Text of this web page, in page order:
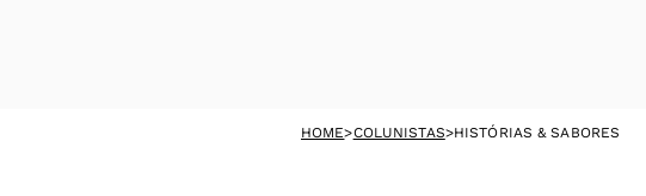
HOME>COLUNISTAS>HISTÓRIAS & SABORES